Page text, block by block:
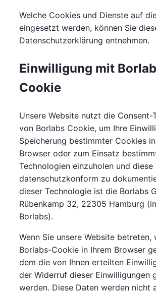
Welche Cookies und Dienste auf
eingesetzt werden, können Sie
Datenschutzerklärung entnehmen.
Einwilligung mit
Cookie
Unsere Website nutzt die Consent-
von Borlabs Cookie, um Ihre
Speicherung bestimmter Cookies
Browser oder zum Einsatz
Technologien einzuholen und diese
datenschutzkonform zu
dieser Technologie ist die Borlabs
Rübenkamp 32, 22305 Hamburg
Borlabs).
Wenn Sie unsere Website betreten,
Borlabs-Cookie in Ihrem Browser
dem die von Ihnen erteilten
der Widerruf dieser Einwilligungen
werden. Diese Daten werden nicht